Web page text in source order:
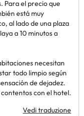
Para el precio que
está muy
al lado de una plaza
a 10 minutos a
necesitan
todo limpio según
de dejadez.
con el hotel.
Vedi traduzione